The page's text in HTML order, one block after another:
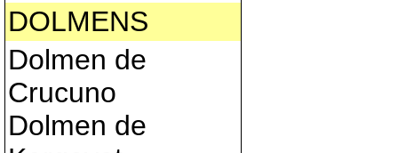
DOLMENS
Dolmen de
Crucuno
Dolmen de